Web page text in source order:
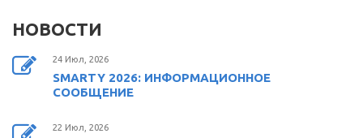
НОВОСТИ
24 Июл, 2026
SMARTY 2026: ИНФОРМАЦИОННОЕ
СООБЩЕНИЕ
22 Июл, 2026